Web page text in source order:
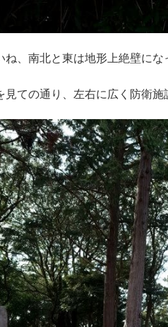
、南北と東は地形上絶壁に
ての通り、左右に広く防衛施